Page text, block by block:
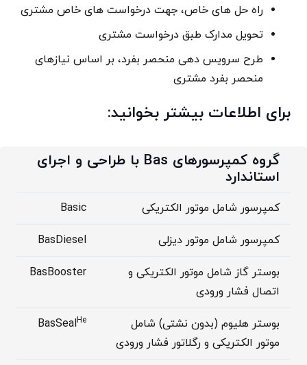
راه حل های خاص، جهت درخواست های خاص مشتری
تحویل مدارک طبق درخواست مشتری
طرح سرویس دهی منحصر بفرد، بر اساس نیازهای
منحصر بفرد مشتری
برای اطلاعات بیشتر بخوانید:
گروه کمپرسورهای Bas با طراحی و اجرای
استاندارد
کمپرسور شامل موتور الکتریکی Basic
کمپرسور شامل موتور دیزلی BasDiesel
بوستر گاز شامل موتور الکتریکی و
اتصال فشار ورودی
BasBooster
بوستر هلیوم (بدون نشتی) شامل
موتور الکتریکی و رگلاتور فشار ورودی
BasSealHe